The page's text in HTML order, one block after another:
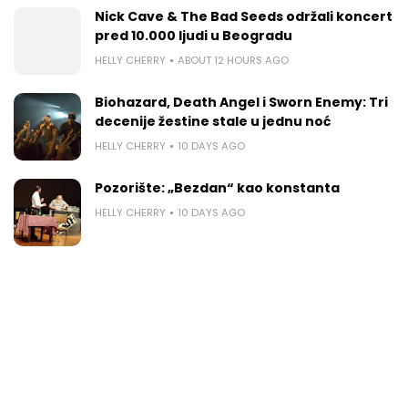
Nick Cave & The Bad Seeds održali koncert
pred 10.000 ljudi u Beogradu
HELLY CHERRY ABOUT 12 HOURS AGO
Biohazard, Death Angel i Sworn Enemy: Tri
decenije žestine stale u jednu noć
HELLY CHERRY 10 DAYS AGO
Pozorište: „Bezdan“ kao konstanta
HELLY CHERRY 10 DAYS AGO